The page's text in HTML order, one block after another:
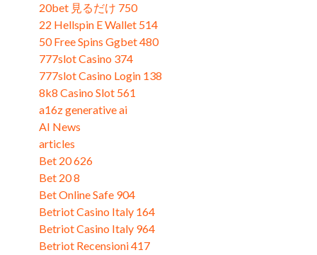
20bet 見るだけ 750
22 Hellspin E Wallet 514
50 Free Spins Ggbet 480
777slot Casino 374
777slot Casino Login 138
8k8 Casino Slot 561
a16z generative ai
AI News
articles
Bet 20 626
Bet 20 8
Bet Online Safe 904
Betriot Casino Italy 164
Betriot Casino Italy 964
Betriot Recensioni 417